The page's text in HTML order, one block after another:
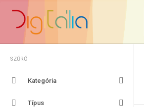
SZŰRŐ
Kategória
Típus